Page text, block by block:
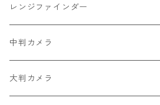
2026/07/10
2026/06/30
2026/06/28
中判カメラ
レンズ
Canon
PENTAX
OLYMPUS
Nikon
Canon
PENTAX
レンジファインダー
Leica
Nikon
中判カメラ
Mamiya
大判カメラ